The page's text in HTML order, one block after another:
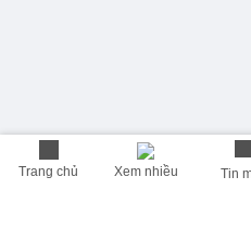
Trang chủ Xem nhiều Tin